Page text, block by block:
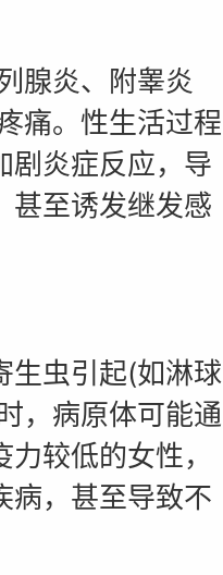
炎、附睾炎
痛。性生活过程
剧炎症反应，导
甚至诱发继发感
虫引起(如淋球
，病原体可能通
较低的女性，
病，甚至导致不